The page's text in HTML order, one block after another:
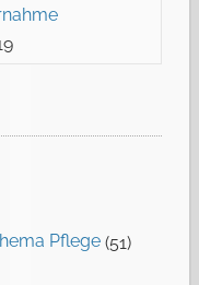
Pflege (51)